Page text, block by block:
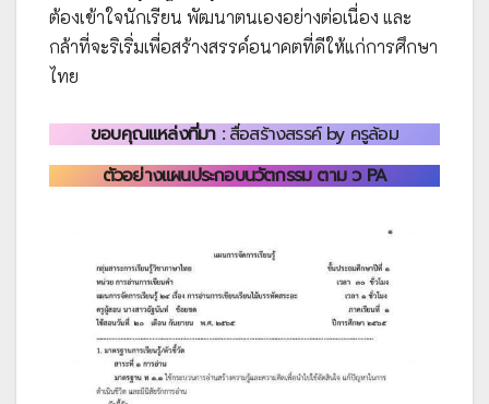
ต้องเข้าใจนักเรียน พัฒนาตนเองอย่างต่อเนื่อง และ
กล้าที่จะริเริ่มเพื่อสร้างสรรค์อนาคตที่ดีให้แก่การศึกษา
ไทย
ขอบคุณแหล่งที่มา :สื่อสร้างสรรค์ by ครูล้อม
ตัวอย่างแผนประกอบนวัตกรรม ตาม ว PA